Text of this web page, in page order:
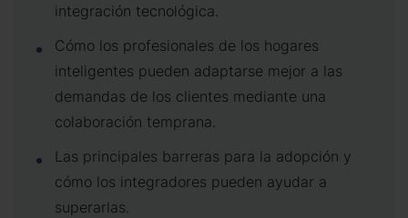
integración tecnológica.
Cómo los profesionales de los hogares
inteligentes pueden adaptarse mejor a las
demandas de los clientes mediante una
colaboración temprana.
Las principales barreras para la adopción y
cómo los integradores pueden ayudar a
superarlas.